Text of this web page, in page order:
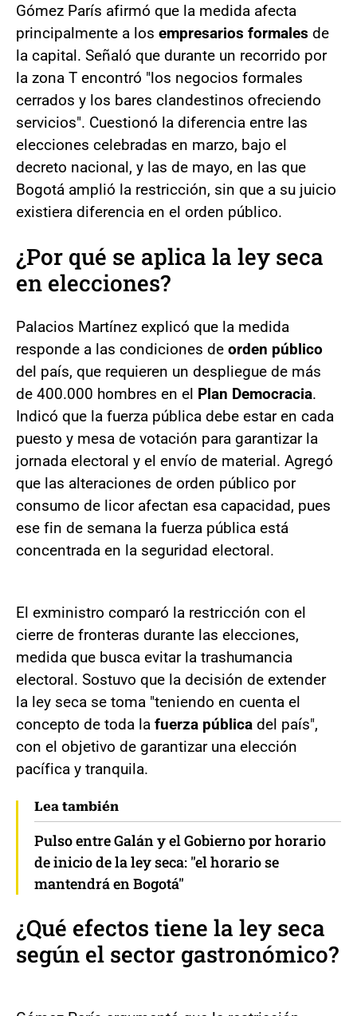
Gómez París afirmó que la medida afecta
principalmente a los empresarios formales de
la capital. Señaló que durante un recorrido por
la zona T encontró "los negocios formales
cerrados y los bares clandestinos ofreciendo
servicios". Cuestionó la diferencia entre las
elecciones celebradas en marzo, bajo el
decreto nacional, y las de mayo, en las que
Bogotá amplió la restricción, sin que a su juicio
existiera diferencia en el orden público.
¿Por qué se aplica la ley seca
en elecciones?
Palacios Martínez explicó que la medida
responde a las condiciones de orden público
del país, que requieren un despliegue de más
de 400.000 hombres en el Plan Democracia.
Indicó que la fuerza pública debe estar en cada
puesto y mesa de votación para garantizar la
jornada electoral y el envío de material. Agregó
que las alteraciones de orden público por
consumo de licor afectan esa capacidad, pues
ese fin de semana la fuerza pública está
concentrada en la seguridad electoral.
El exministro comparó la restricción con el
cierre de fronteras durante las elecciones,
medida que busca evitar la trashumancia
electoral. Sostuvo que la decisión de extender
la ley seca se toma "teniendo en cuenta el
concepto de toda la fuerza pública del país",
con el objetivo de garantizar una elección
pacífica y tranquila.
Lea también
Pulso entre Galán y el Gobierno por horario
de inicio de la ley seca: "el horario se
mantendrá en Bogotá"
¿Qué efectos tiene la ley seca
según el sector gastronómico?